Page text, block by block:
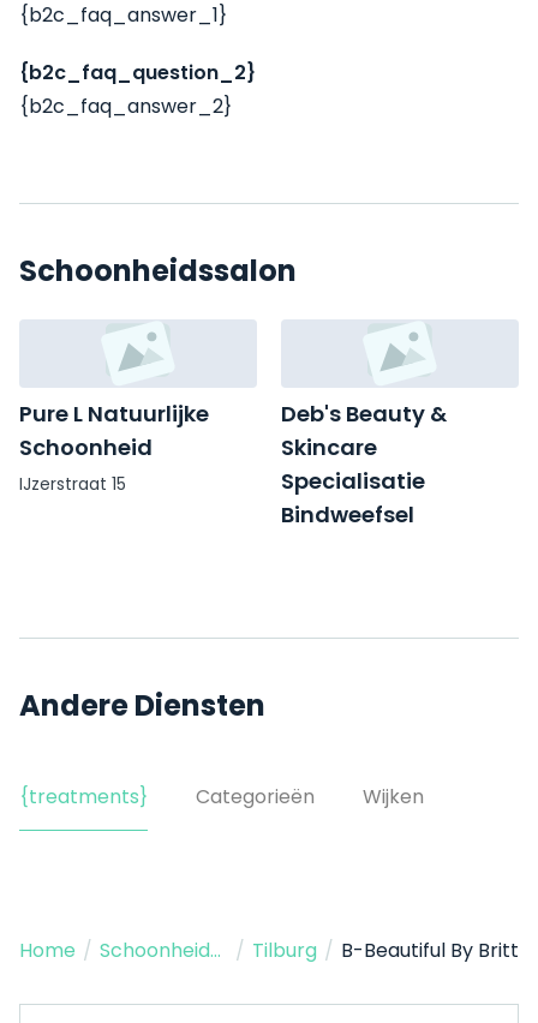
{b2c_faq_answer_1}
{b2c_faq_question_2}
{b2c_faq_answer_2}
Schoonheidssalon
Pure L Natuurlijke
Schoonheid
IJzerstraat 15
Deb's Beauty &
Skincare
Specialisatie
Bindweefsel
Andere Diensten
{treatments} Categorieën Wijken
Home / Schoonheidssalon / Tilburg / B-Beautiful By Britt